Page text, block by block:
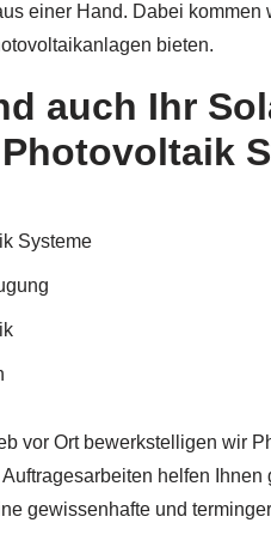
einer Hand. Dabei
bieten.
auch Ihr
Systeme
vor Ort bewerkstelligen wir
helfen
gewissenhafte und